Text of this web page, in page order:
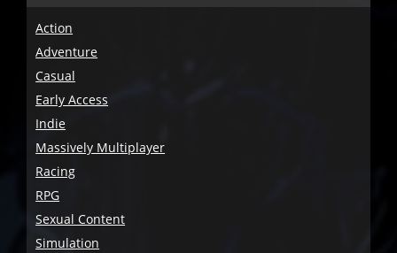
Action
Adventure
Casual
Early Access
Indie
Massively Multiplayer
Racing
RPG
Sexual Content
Simulation